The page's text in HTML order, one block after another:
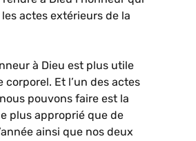
actes extérieurs de la
à Dieu est plus utile
corporel. Et l’un des actes
pouvons faire est la
plus approprié que de
ainsi que nos deux